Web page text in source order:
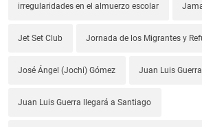
irregularidades en el almuerzo escolar
Jet Set Club Jornada de los Migrantes y
José Ángel (Jochi) Gómez Juan Luis Guerra
Juan Luis Guerra llegará a Santiago